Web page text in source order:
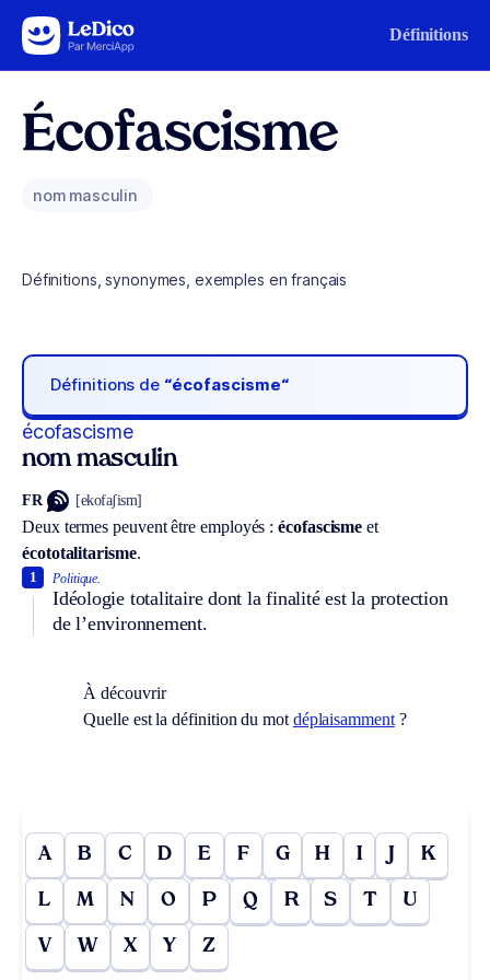
Aller au contenu Définitions
Écofascisme
nom masculin
Définitions, synonymes, exemples en français
Définitions de “écofascisme“
écofascisme
nom masculin
FR [ekofaʃism]
Deux termes peuvent être employés :écofascisme et
écototalitarisme.
Politique.
Idéologie totalitaire dont la finalité est la protection
de l’environnement.
1
À découvrir
Quelle est la définition du mot déplaisamment?
A B C D E F G H I J K
L M N O P Q R S T U
V W X Y Z